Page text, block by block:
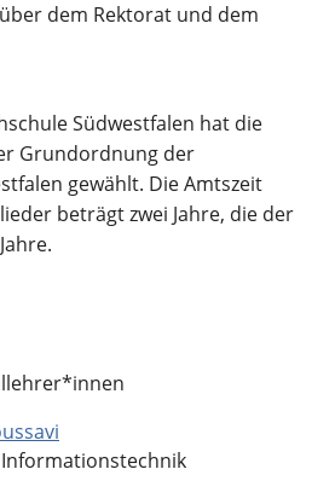
dem Rektorat und dem
Südwestfalen hat die
Grundordnung der
gewählt. Die Amtszeit
beträgt zwei Jahre, die der